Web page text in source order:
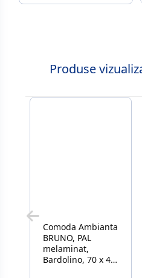
Produse
Comoda Ambianta
BRUNO, PAL
melaminat,
Bardolino, 70 x 40